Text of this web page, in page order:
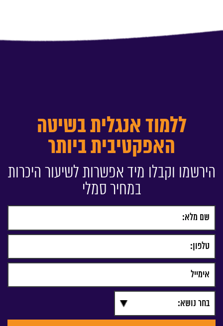
ללמוד אנגלית בשיטה
האפקטיבית ביותר
הירשמו וקבלו מיד אפשרות לשיעור היכרות
במחיר סמלי